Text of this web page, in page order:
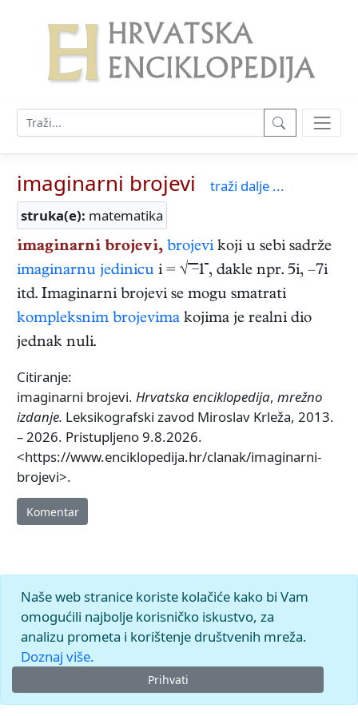
imaginarni brojevi
traži dalje ...
struka(e): matematika
imaginarni brojevi, brojevi koji u sebi sadrže
imaginarnu jedinicu i = √ −1 , dakle npr. 5i, –7i
itd. Imaginarni brojevi se mogu smatrati
kompleksnim brojevima kojima je realni dio
jednak nuli.
Citiranje:
imaginarni brojevi. Hrvatska enciklopedija, mrežno
izdanje. Leksikografski zavod Miroslav Krleža, 2013.
– 2026. Pristupljeno 9.8.2026.
<https://www.enciklopedija.hr/clanak/imaginarni-
brojevi>.
Komentar
Naše web stranice koriste kolačiće kako bi Vam
omogućili najbolje korisničko iskustvo, za
analizu prometa i korištenje društvenih mreža.
Doznaj više.
Prihvati
© 2026.Leksikografski zavodMiroslav Krleža